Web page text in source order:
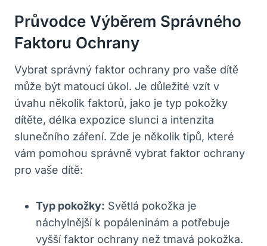
Průvodce Výběrem Správného
Faktoru Ochrany
Vybrat správný faktor ochrany pro vaše dítě
může být matoucí úkol. Je důležité vzít v
úvahu několik faktorů, jako je typ pokožky
dítěte, délka expozice slunci a intenzita
slunečního záření. Zde je několik tipů, které
vám pomohou správně vybrat faktor ochrany
pro vaše dítě:
Typ pokožky: Světlá pokožka je
náchylnější k popáleninám a potřebuje
vyšší faktor ochrany než tmavá pokožka.